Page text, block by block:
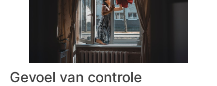
Gevoel van controle